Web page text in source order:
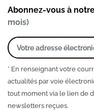
Abonnez-vous à
mois)
* En renseignant votre
actualités par voie
tout moment via le lien de
newsletters reçues.